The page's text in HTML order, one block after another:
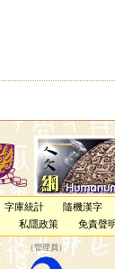
字庫統計 隨機漢字
私隱政策 免責聲明
（管理員 ）